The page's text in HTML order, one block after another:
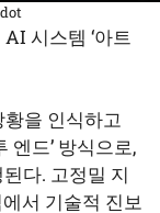
시스템 ‘아트
을 인식하고
엔드’ 방식으로,
다. 고정밀 지
서 기술적 진보